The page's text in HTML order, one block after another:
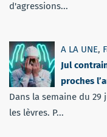
d'agressions...
A LA UNE,
Jul
proches
Dans la semaine du
les lèvres. P...